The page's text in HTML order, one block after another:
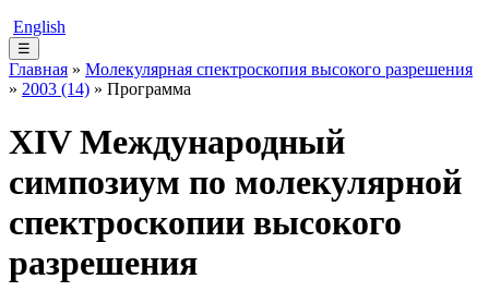
English
☰
Главная » Молекулярная спектроскопия высокого разрешения
» 2003 (14) » Программа
XIV Международный
симпозиум по молекулярной
спектроскопии высокого
разрешения